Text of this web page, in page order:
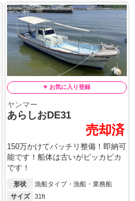
ヤンマー
あらしおDE31
売却済
150万かけてバッチリ整備！即納可
能です！船体は古いがピッカピカ
です！
形状
漁船タイプ・漁船・業務船
サイズ
31ft